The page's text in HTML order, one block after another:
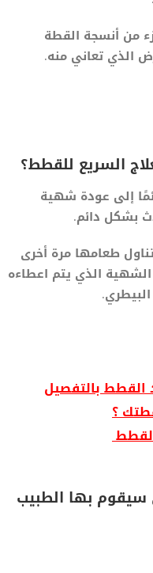
من أنسجة القطة
الذي تعاني منه.
السريع للقطط؟
إلى عودة شهية
بشكل دائم.
طعامها مرة أخرى
الذي يتم اعطاءه
بالتفصيل
؟
سيقوم بها الطبيب